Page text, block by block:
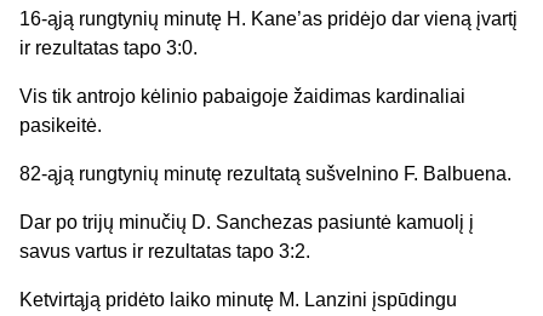
16-ąją rungtynių minutę H. Kane’as pridėjo dar vieną įvartį
ir rezultatas tapo 3:0.
Vis tik antrojo kėlinio pabaigoje žaidimas kardinaliai
pasikeitė.
82-ąją rungtynių minutę rezultatą sušvelnino F. Balbuena.
Dar po trijų minučių D. Sanchezas pasiuntė kamuolį į
savus vartus ir rezultatas tapo 3:2.
Ketvirtąją pridėto laiko minutę M. Lanzini įspūdingu